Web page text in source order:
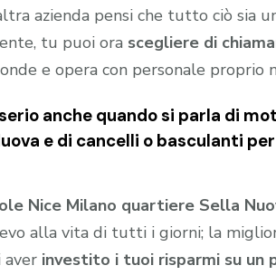
azienda pensi che tutto ciò sia
tu puoi ora scegliere di
e opera con personale proprio
anche quando si parla di
e di cancelli o basculanti
Nice Milano quartiere Sella
alla vita di tutti i giorni; la
aver investito i tuoi risparmi su